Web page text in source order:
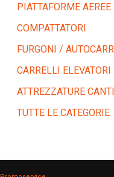
PIATTAFORME AEREE
COMPATTATORI
FURGONI /
CARRELLI ELEVATORI
ATTREZZATURE
TUTTE LE CATEGORIE